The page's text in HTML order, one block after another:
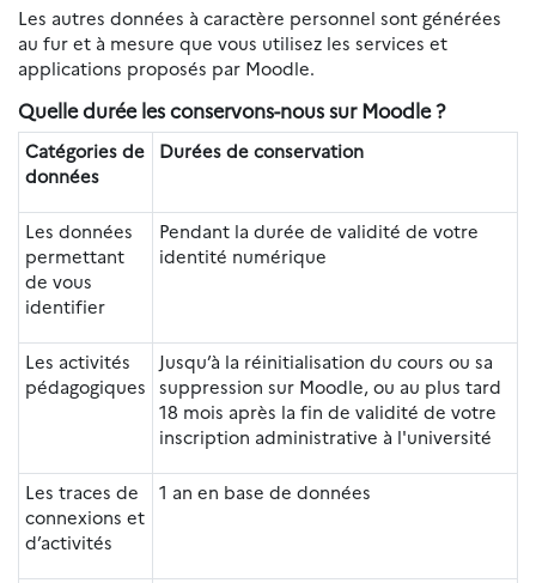
Les autres données à caractère personnel sont générées
au fur et à mesure que vous utilisez les services et
applications proposés par Moodle.
Quelle durée les conservons-nous sur Moodle ?
Catégories de
données
Durées de conservation
Les données
permettant
de vous
identifier
Pendant la durée de validité de votre
identité numérique
Les activités
pédagogiques
Jusqu’à la réinitialisation du cours ou sa
suppression sur Moodle, ou au plus tard
18 mois après la fin de validité de votre
inscription administrative à l'université
Les traces de
connexions et
d’activités
1 an en base de données